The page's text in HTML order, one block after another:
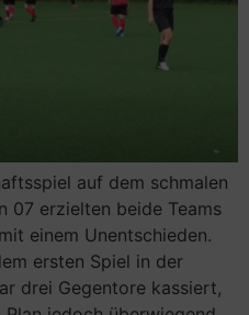
auf dem schmalen
07 erzielten beide Teams
einem Unentschieden.
ersten Spiel in der
drei Gegentore kassiert,